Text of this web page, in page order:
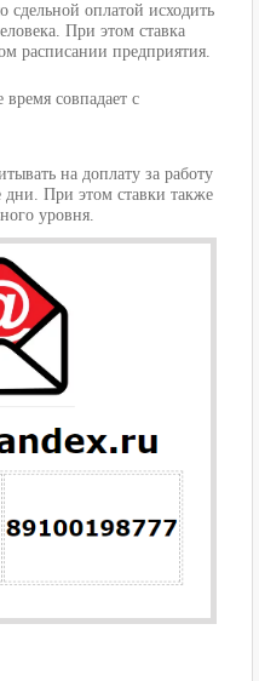
сдельной оплатой исходить
При этом ставка
расписании предприятия.
совпадает с
на доплату за работу
При этом ставки также
уровня.